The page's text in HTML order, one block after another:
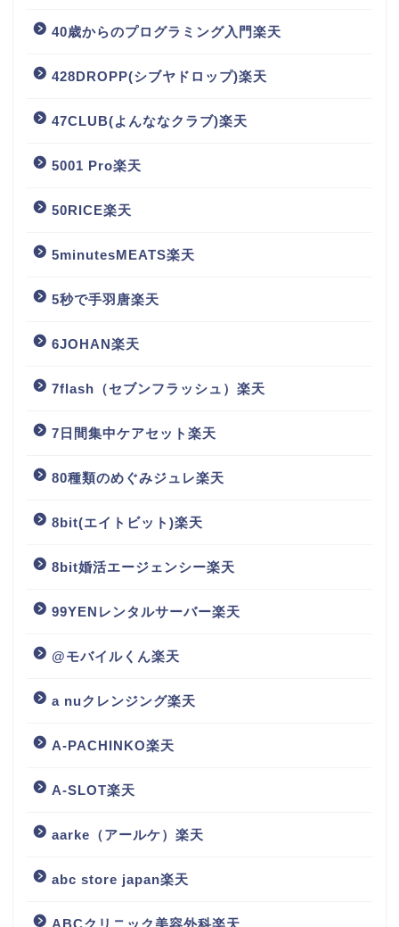
40歳からのプログラミング入門楽天
428DROPP(シブヤドロップ)楽天
47CLUB(よんななクラブ)楽天
5001 Pro楽天
50RICE楽天
5minutesMEATS楽天
5秒で手羽唐楽天
6JOHAN楽天
7flash（セブンフラッシュ）楽天
7日間集中ケアセット楽天
80種類のめぐみジュレ楽天
8bit(エイトビット)楽天
8bit婚活エージェンシー楽天
99YENレンタルサーバー楽天
@モバイルくん楽天
a nuクレンジング楽天
A-PACHINKO楽天
A-SLOT楽天
aarke（アールケ）楽天
abc store japan楽天
ABCクリニック美容外科楽天